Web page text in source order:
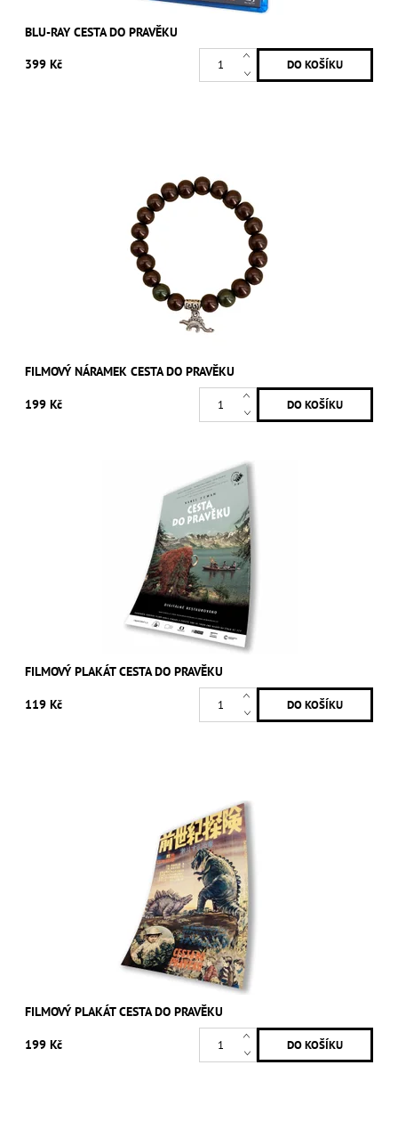
BLU-RAY CESTA DO PRAVĚKU
399 Kč
FILMOVÝ NÁRAMEK CESTA DO PRAVĚKU
199 Kč
FILMOVÝ PLAKÁT CESTA DO PRAVĚKU
119 Kč
FILMOVÝ PLAKÁT CESTA DO PRAVĚKU
199 Kč